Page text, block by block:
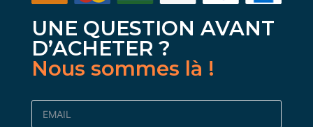
UNE QUESTION AVANT
D’ACHETER ?
Nous sommes là !